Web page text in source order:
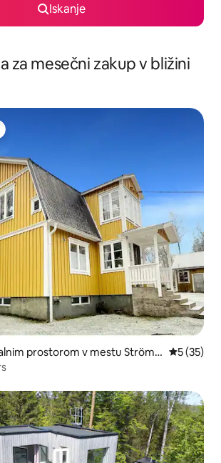
Iskanje
za mesečni zakup v bližini
prenočišča z značko »Izbira gostov«
prostorom v mestu Ströms
5 (35)